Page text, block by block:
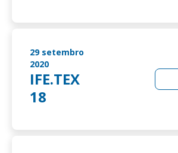
29 setembro
2020
IFE.TEX
18